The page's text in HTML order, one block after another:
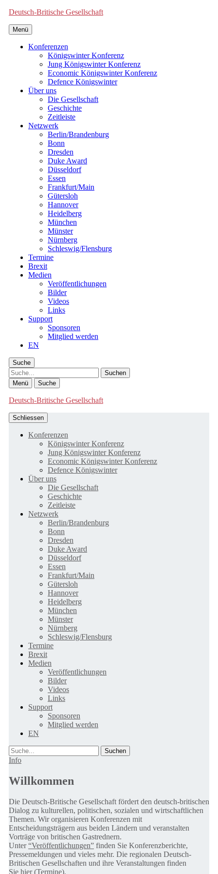
Deutsch-Britische Gesellschaft
Menü
Konferenzen
Königswinter Konferenz
Jung Königswinter Konferenz
Economic Königswinter Konferenz
Defence Königswinter
Über uns
Die Gesellschaft
Geschichte
Zeitleiste
Netzwerk
Berlin/Brandenburg
Bonn
Dresden
Duke Award
Düsseldorf
Essen
Frankfurt/Main
Gütersloh
Hannover
Heidelberg
München
Münster
Nürnberg
Schleswig/Flensburg
Termine
Brexit
Medien
Veröffentlichungen
Bilder
Videos
Links
Support
Sponsoren
Mitglied werden
EN
Suche
Suche
Menü Suche
Deutsch-Britische Gesellschaft
Schliessen
Konferenzen
Königswinter Konferenz
Jung Königswinter Konferenz
Economic Königswinter Konferenz
Defence Königswinter
Über uns
Die Gesellschaft
Geschichte
Zeitleiste
Netzwerk
Berlin/Brandenburg
Bonn
Dresden
Duke Award
Düsseldorf
Essen
Frankfurt/Main
Gütersloh
Hannover
Heidelberg
München
Münster
Nürnberg
Schleswig/Flensburg
Termine
Brexit
Medien
Veröffentlichungen
Bilder
Videos
Links
Support
Sponsoren
Mitglied werden
EN
Suche
Info
Willkommen
Die Deutsch-Britische Gesellschaft fördert den deutsch-britischen
Dialog zu kulturellen, politischen, sozialen und wirtschaftlichen
Themen. Wir organisieren Konferenzen mit
Entscheidungsträgern aus beiden Ländern und veranstalten
Vorträge von britischen Gastrednern.
Unter“Veröffentlichungen” finden Sie Konferenzberichte,
Pressemeldungen und vieles mehr. Die regionalen Deutsch-
Britischen Gesellschaften und ihre Veranstaltungen finden
Sie hier (Termine).